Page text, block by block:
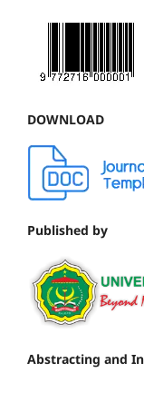
DOWNLOAD
Published by
Abstracting and